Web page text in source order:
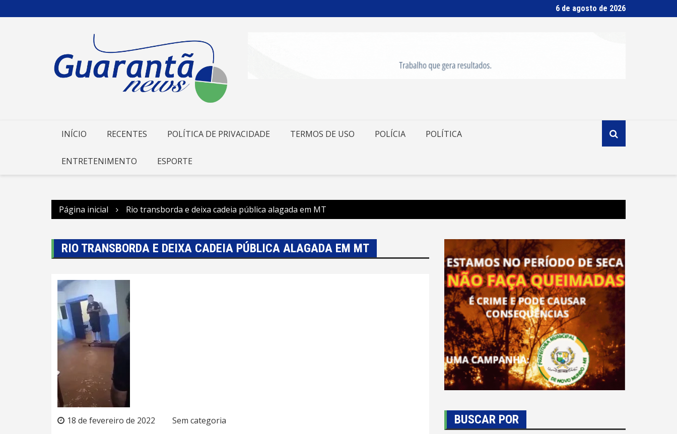
para
6 de agosto de 2026
INÍCIO RECENTES POLÍTICA DE PRIVACIDADE TERMOS DE USO POLÍCIA POLÍTICA
ENTRETENIMENTO ESPORTE
Página inicial Rio transborda e deixa cadeia pública alagada em MT
RIO TRANSBORDA E DEIXA CADEIA PÚBLICA ALAGADA EM MT
18 de fevereiro de 2022
Sem categoria
BUSCAR POR